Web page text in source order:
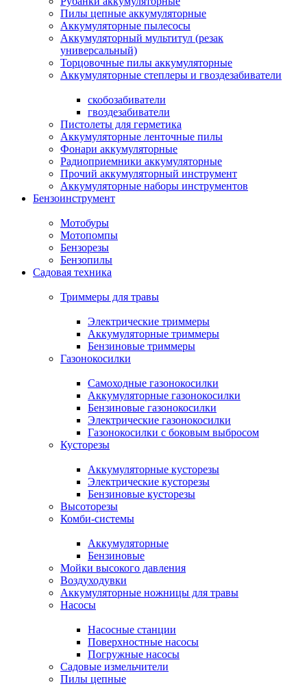
Пилы цепные аккумуляторные
Аккумуляторные пылесосы
Аккумуляторный мультитул (резак
универсальный)
Торцовочные пилы аккумуляторные
Аккумуляторные степлеры и гвоздезабиватели
скобозабиватели
гвоздезабиватели
Пистолеты для герметика
Аккумуляторные ленточные пилы
Фонари аккумуляторные
Радиоприемники аккумуляторные
Прочий аккумуляторный инструмент
Аккумуляторные наборы инструментов
Бензоинструмент
Мотобуры
Мотопомпы
Бензорезы
Бензопилы
Садовая техника
Триммеры для травы
Электрические триммеры
Аккумуляторные триммеры
Бензиновые триммеры
Газонокосилки
Самоходные газонокосилки
Аккумуляторные газонокосилки
Бензиновые газонокосилки
Электрические газонокосилки
Газонокосилки с боковым выбросом
Кусторезы
Аккумуляторные кусторезы
Электрические кусторезы
Бензиновые кусторезы
Высоторезы
Комби-системы
Аккумуляторные
Бензиновые
Мойки высокого давления
Воздуходувки
Аккумуляторные ножницы для травы
Насосы
Насосные станции
Поверхностные насосы
Погружные насосы
Садовые измельчители
Пилы цепные